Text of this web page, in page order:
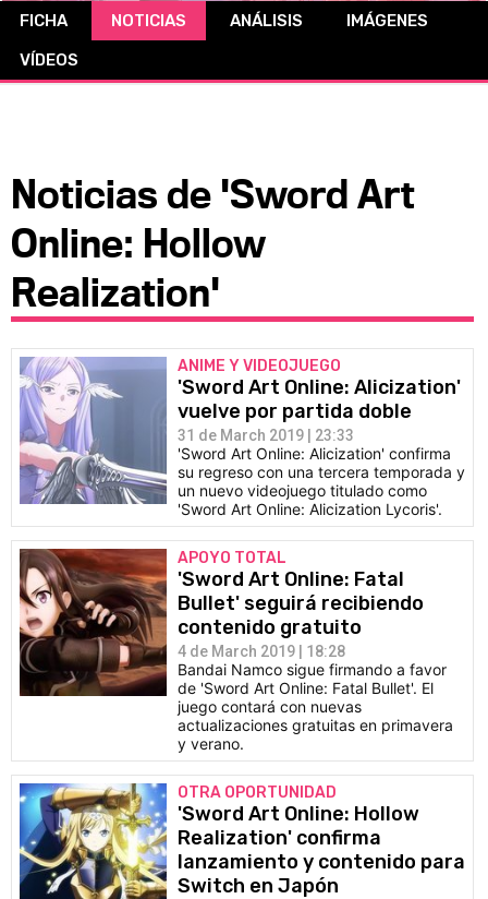
CÓMICS
FICHA NOTICIAS ANÁLISIS
IMÁGENES
VÍDEOS
Noticias de 'Sword Art
Online: Hollow
Realization'
ANIME Y VIDEOJUEGO
'Sword Art Online: Alicization'
vuelve por partida doble
31 de March 2019 | 23:33
'Sword Art Online: Alicization' confirma
su regreso con una tercera temporada y
un nuevo videojuego titulado como
'Sword Art Online: Alicization Lycoris'.
APOYO TOTAL
'Sword Art Online: Fatal
Bullet' seguirá recibiendo
contenido gratuito
4 de March 2019 | 18:28
Bandai Namco sigue firmando a favor
de 'Sword Art Online: Fatal Bullet'. El
juego contará con nuevas
actualizaciones gratuitas en primavera
y verano.
OTRA OPORTUNIDAD
'Sword Art Online: Hollow
Realization' confirma
lanzamiento y contenido para
Switch en Japón